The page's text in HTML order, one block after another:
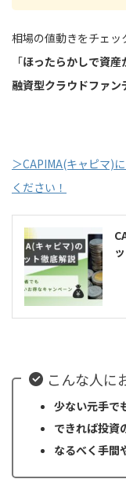
相場の値動きをチェッ
「ほったらかしで資産
融資型クラウドファン
＞CAPIMA(キャピマ)
ください！
こんな人に
少ない元手で
できれば投資
なるべく手間